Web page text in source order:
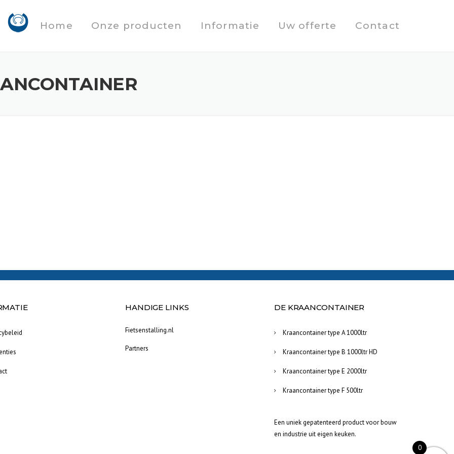
Home Onze producten Informatie Uw offerte Contact
HANDIGE LINKS
Fietsenstalling.nl
Partners
DE KRAANCONTAINER
Kraancontainer type A 1000ltr
Kraancontainer type B 1000ltr HD
Kraancontainer type E 2000ltr
Kraancontainer type F 500ltr
Een uniek gepatenteerd product voor bouw
en industrie uit eigen keuken.
0